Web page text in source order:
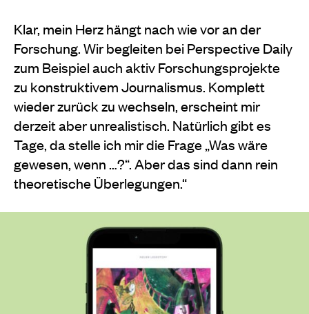
Klar, mein Herz hängt nach wie vor an der
Forschung. Wir begleiten bei Perspective Daily
zum Beispiel auch aktiv Forschungsprojekte
zu konstruktivem Journalismus. Komplett
wieder zurück zu wechseln, erscheint mir
derzeit aber unrealistisch. Natürlich gibt es
Tage, da stelle ich mir die Frage „Was wäre
gewesen, wenn …?“. Aber das sind dann rein
theoretische Überlegungen.“